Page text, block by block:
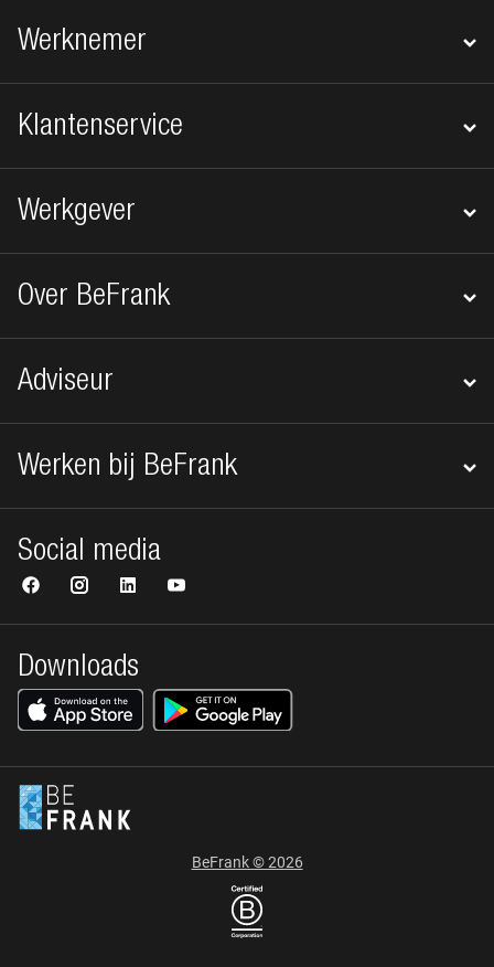
Footer navigatie
Werknemer
Klantenservice
Werkgever
Over BeFrank
Adviseur
Werken bij BeFrank
Downloads
Social media
BeFrank © 2026